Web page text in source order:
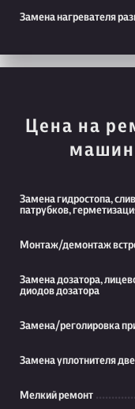
Замена нагревателя
Цена на
Замена гидростопа,
патрубков,
Монтаж/демонтаж
Замена дозатора,
диодов дозатора
Замена/реголировка
Замена уплотнителя
Мелкий ремонт